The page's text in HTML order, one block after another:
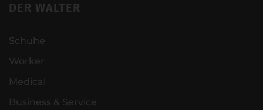
DER WALTER
Schuhe
Worker
Medical
Business & Service